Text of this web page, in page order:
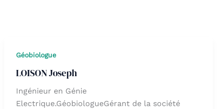
Géobiologue
LOISON Joseph
Ingénieur en Génie
Electrique.GéobiologueGérant de la société